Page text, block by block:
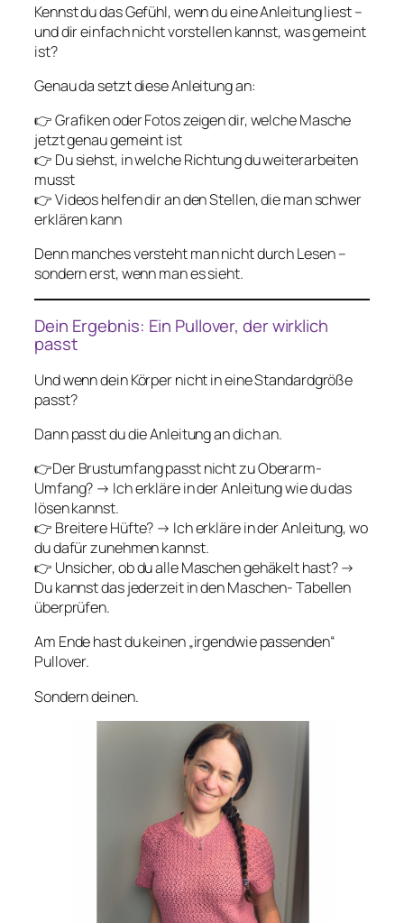
Kennst du das Gefühl, wenn du eine Anleitung liest –
und dir einfach nicht vorstellen kannst, was gemeint
ist?
Genau da setzt diese Anleitung an:
👉 Grafiken oder Fotos zeigen dir, welche Masche
jetzt genau gemeint ist
👉 Du siehst, in welche Richtung du weiterarbeiten
musst
👉 Videos helfen dir an den Stellen, die man schwer
erklären kann
Denn manches versteht man nicht durch Lesen –
sondern erst, wenn man es sieht.
Dein Ergebnis: Ein Pullover, der wirklich
passt
Und wenn dein Körper nicht in eine Standardgröße
passt?
Dann passt du die Anleitung an dich an.
👉Der Brustumfang passt nicht zu Oberarm-
Umfang? → Ich erkläre in der Anleitung wie du das
lösen kannst.
👉 Breitere Hüfte? → Ich erkläre in der Anleitung, wo
du dafür zunehmen kannst.
👉 Unsicher, ob du alle Maschen gehäkelt hast? →
Du kannst das jederzeit in den Maschen- Tabellen
überprüfen.
Am Ende hast du keinen „irgendwie passenden“
Pullover.
Sondern deinen.